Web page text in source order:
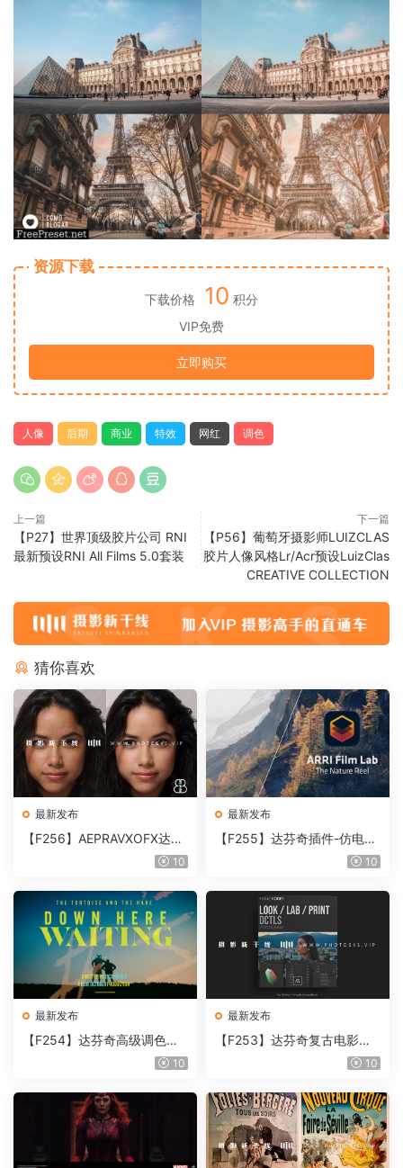
资源下载
下载价格 10 积分
VIP免费
立即购买
人像 后期 商业 特效 网红 调色
上一篇
【P27】世界顶级胶片公司 RNI
最新预设RNI All Films 5.0套装
下一篇
【P56】葡萄牙摄影师LUIZCLAS
胶片人像风格Lr/Acr预设LuizClas
CREATIVE COLLECTION
猜你喜欢
最新发布
【F256】AEPRAVXOFX达芬
奇视频人像磨皮润肤美颜插件
10
最新发布
【F255】达芬奇插件-仿电影
胶片视频调色插件 ARRI Film
10
最新发布
【F254】达芬奇高级调色插
件 Contour V2.2.2 WinMac10
最新发布
【F253】达芬奇复古电影胶
片质感DCTL节点调色预设 M
T V4.0
10